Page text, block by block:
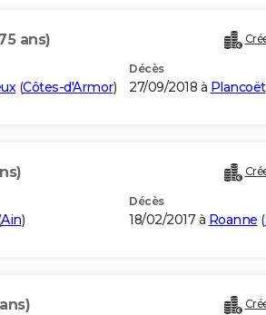
ans)
(Côtes-d'Armor)
Décès
27/09/2018 à Plancoët
Ain)
Décès
18/02/2017 à Roanne (